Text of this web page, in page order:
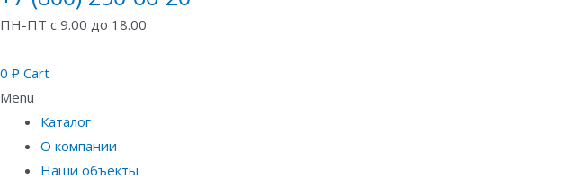
ПН-ПТ с 9.00 до 18.00
0 ₽ Cart
Menu
Каталог
О компании
Наши объекты